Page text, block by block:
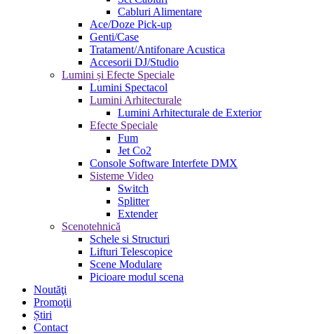
Cabluri Alimentare
Ace/Doze Pick-up
Genti/Case
Tratament/Antifonare Acustica
Accesorii DJ/Studio
Lumini și Efecte Speciale
Lumini Spectacol
Lumini Arhitecturale
Lumini Arhitecturale de Exterior
Efecte Speciale
Fum
Jet Co2
Console Software Interfete DMX
Sisteme Video
Switch
Splitter
Extender
Scenotehnică
Schele si Structuri
Lifturi Telescopice
Scene Modulare
Picioare modul scena
Noutăţi
Promoţii
Știri
Contact